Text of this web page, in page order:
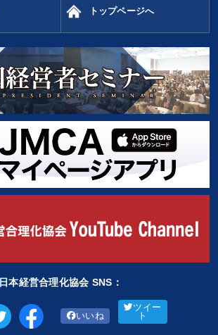
トップページへ
日本経営合理化協会 SNS：
いいね
ツイー
ト